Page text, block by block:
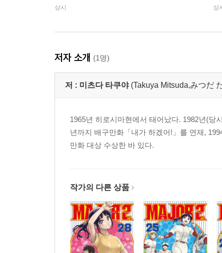
상시 상
저자 소개 (1명)
저 : 미츠다 타쿠야 (Takuya Mitsuda,みつだ
1965년 히로시마현에서 태어났다. 1982년(당
년까지 배구만화「내가 하겠어!」를 연재,
만화 대상 수상한 바 있다.
작가의 다른 상품